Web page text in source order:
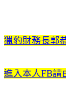
獵豹財務長郭
進入本人FB請